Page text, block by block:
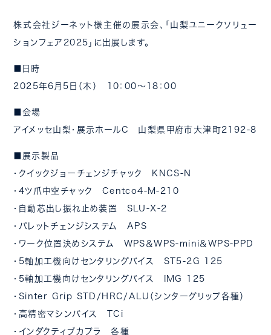
株式会社ジーネット様主催の展示会、「山梨ユニークソリュー
ションフェア2025」に出展します。
■日時
2025年6月5日（木） 10：00～18：00
■会場
アイメッセ山梨・展示ホールC 山梨県甲府市大津町2192-8
■展示製品
・クイックジョーチェンジチャック KNCS-N
・4ツ爪中空チャック Centco4-M-210
・自動芯出し振れ止め装置 SLU-X-2
・パレットチェンジシステム APS
・ワーク位置決めシステム WPS＆WPS-mini＆WPS-PPD
・5軸加工機向けセンタリングバイス ST5-2G 125
・5軸加工機向けセンタリングバイス IMG 125
・Sinter Grip STD/HRC/ALU（シンターグリップ各種）
・高精密マシンバイス TCi
・インダクティブカプラ 各種